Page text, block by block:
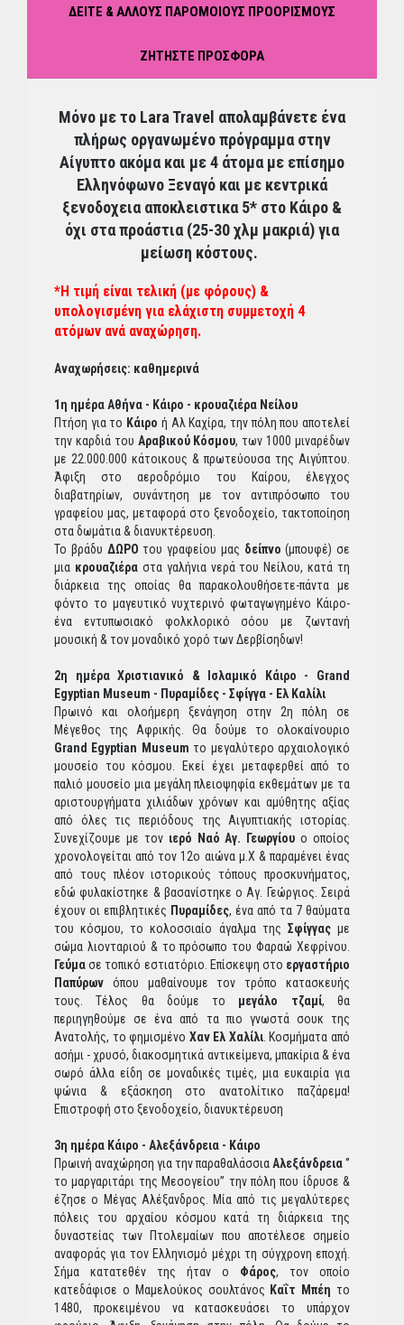
ΔΕΙΤΕ & ΑΛΛΟΥΣ ΠΑΡΟΜΟΙΟΥΣ ΠΡΟΟΡΙΣΜΟΥΣ
ΖΗΤΗΣΤΕ ΠΡΟΣΦΟΡΑ
Μόνο με το Lara Travel απολαμβάνετε ένα
πλήρως οργανωμένο πρόγραμμα στην
Αίγυπτο ακόμα και με 4 άτομα με επίσημο
Ελληνόφωνο Ξεναγό και με κεντρικά
ξενοδοχεια αποκλειστικα 5* στο Κάιρο &
όχι στα προάστια (25-30 χλμ μακριά) για
μείωση κόστους.
*Η τιμή είναι τελική (με φόρους) &
υπολογισμένη για ελάχιστη συμμετοχή 4
ατόμων ανά αναχώρηση.
Αναχωρήσεις: καθημερινά
1η ημέρα Αθήνα - Κάιρο - κρουαζιέρα Νείλου
Πτήση για το Kάιρο ή Αλ Καχίρα, την πόλη που αποτελεί
την καρδιά του Αραβικού Κόσμου, των 1000 μιναρέδων
με 22.000.000 κάτοικους & πρωτεύουσα της Αιγύπτου.
Άφιξη στο αεροδρόμιο του Καίρου, έλεγχος
διαβατηρίων, συνάντηση με τον αντιπρόσωπο του
γραφείου μας, μεταφορά στο ξενοδοχείο, τακτοποίηση
στα δωμάτια & διανυκτέρευση.
Το βράδυ ΔΩΡΟ του γραφείου μας δείπνο (μπουφέ) σε
μια κρουαζιέραστα γαλήνια νερά του Νείλου, κατά τη
διάρκεια της οποίας θα παρακολουθήσετε-πάντα με
φόντο το μαγευτικό νυχτερινό φωταγωγημένο Κάιρο-
ένα εντυπωσιακό φολκλορικό σόου με ζωντανή
μουσική & τον μοναδικό χορό των Δερβίσηδων!
2η ημέρα Χριστιανικό & Ισλαμικό Κάιρο - Grand
Egyptian Museum - Πυραμίδες - Σφίγγα - Ελ Καλίλι
Πρωινό και ολοήμερη ξενάγηση στην 2η πόλη σε
Μέγεθος της Αφρικής. Θα δούμε το ολοκαίνουριο
Grand Egyptian Museum το μεγαλύτερο αρχαιολογικό
μουσείο του κόσμου. Εκεί έχει μεταφερθεί από το
παλιό μουσείο μια μεγάλη πλειοψηφία εκθεμάτων με τα
αριστουργήματα χιλιάδων χρόνων και αμύθητης αξίας
από όλες τις περιόδους της Αιγυπτιακής ιστορίας.
Συνεχίζουμε με τονιερό Ναό Αγ. Γεωργίου ο οποίος
χρονολογείται από τον 12ο αιώνα μ.Χ & παραμένει ένας
από τους πλέον ιστορικούς τόπους προσκυνήματος,
εδώ φυλακίστηκε & βασανίστηκε ο Αγ. Γεώργιος. Σειρά
έχουν οι επιβλητικές Πυραμίδες, ένα από τα 7 θαύματα
του κόσμου, το κολοσσιαίο άγαλμα της Σφίγγαςμε
σώμα λιονταριού & το πρόσωπο του Φαραώ Χεφρίνου.
Γεύμασε τοπικό εστιατόριο. Επίσκεψη στο εργαστήριο
Παπύρων όπου μαθαίνουμε τον τρόπο κατασκευής
τους. Τέλος θα δούμε το μεγάλο τζαμί, θα
περιηγηθούμε σε ένα από τα πιο γνωστά σουκ της
Ανατολής, το φημισμένο Χαν Ελ Χαλίλι. Κοσμήματα από
ασήμι - χρυσό, διακοσμητικά αντικείμενα, μπακίρια & ένα
σωρό άλλα είδη σε μοναδικές τιμές, μια ευκαιρία για
ψώνια & εξάσκηση στο ανατολίτικο παζάρεμα!
Επιστροφή στο ξενοδοχείο, διανυκτέρευση
3η ημέρα Κάιρο - Αλεξάνδρεια - Κάιρο
Πρωινή αναχώρηση για την παραθαλάσσιαΑλεξάνδρεια‘’
το μαργαριτάρι της Μεσογείου’’ την πόλη που ίδρυσε &
έζησε ο Μέγας Αλέξανδρος. Μία από τις μεγαλύτερες
πόλεις του αρχαίου κόσμου κατά τη διάρκεια της
δυναστείας των Πτολεμαίων που αποτέλεσε σημείο
αναφοράς για τον Ελληνισμό μέχρι τη σύγχρονη εποχή.
Σήμα κατατεθέν της ήταν ο Φάρος, τον οποίο
κατεδάφισε ο Μαμελούκος σουλτάνος Καΐτ Μπέη το
1480, προκειμένου να κατασκευάσει το υπάρχον